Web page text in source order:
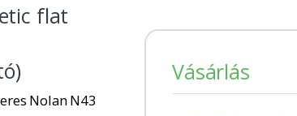
flat
Nolan N43
Vásárlás